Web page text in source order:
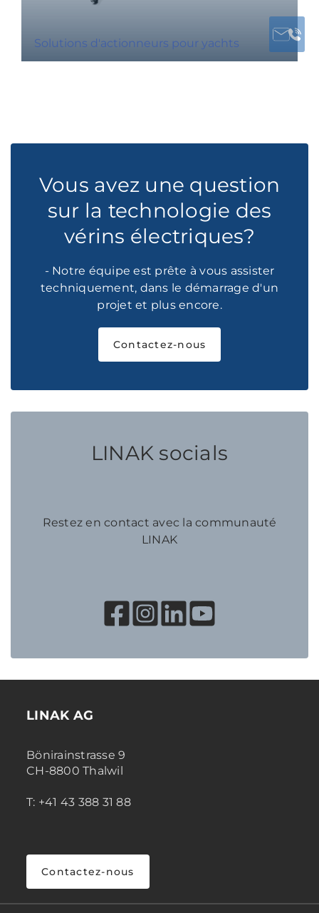
Solutions d'actionneurs pour yachts
Vous avez une question
sur la technologie des
vérins électriques?
- Notre équipe est prête à vous assister
techniquement, dans le démarrage d'un
projet et plus encore.
Contactez-nous
LINAK socials
Restez en contact avec la communauté
LINAK
LINAK AG
Bönirainstrasse 9
CH-8800 Thalwil
T: +41 43 388 31 88
Contactez-nous